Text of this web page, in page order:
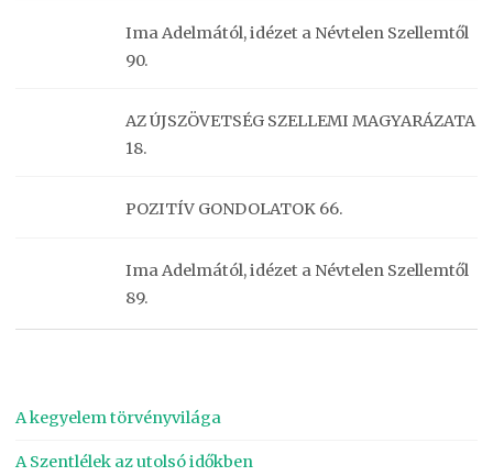
Ima Adelmától, idézet a Névtelen Szellemtől
90.
AZ ÚJSZÖVETSÉG SZELLEMI MAGYARÁZATA
18.
POZITÍV GONDOLATOK 66.
Ima Adelmától, idézet a Névtelen Szellemtől
89.
A kegyelem törvényvilága
A Szentlélek az utolsó időkben